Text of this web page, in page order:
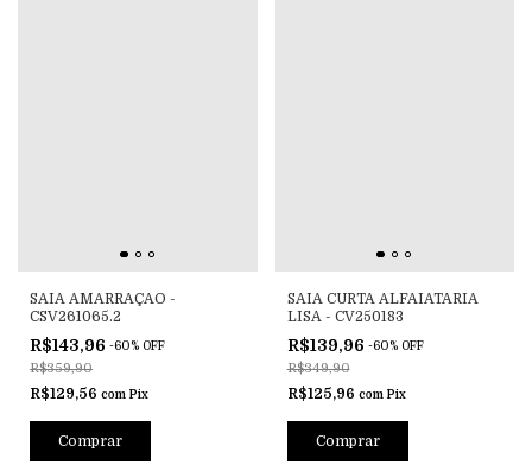
SAIA AMARRAÇAO -
CSV261065.2
R$143,96 -60% OFF
R$359,90
R$129,56 com Pix
Comprar
SAIA CURTA ALFAIATARIA
LISA - CV250183
R$139,96 -60% OFF
R$349,90
R$125,96 com Pix
Comprar